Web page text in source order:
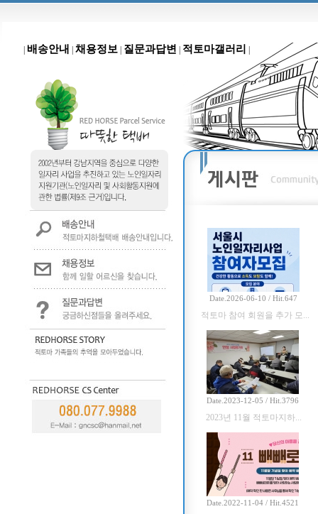
배송안내 채용정보 질문과답변 적토마갤러리
Date.2026-06-10 / Hit.647
적토마 참여 회원을 추가 모...
Date.2023-12-05 / Hit.3796
2023년 11월 적토마지하...
Date.2022-11-04 / Hit.4521